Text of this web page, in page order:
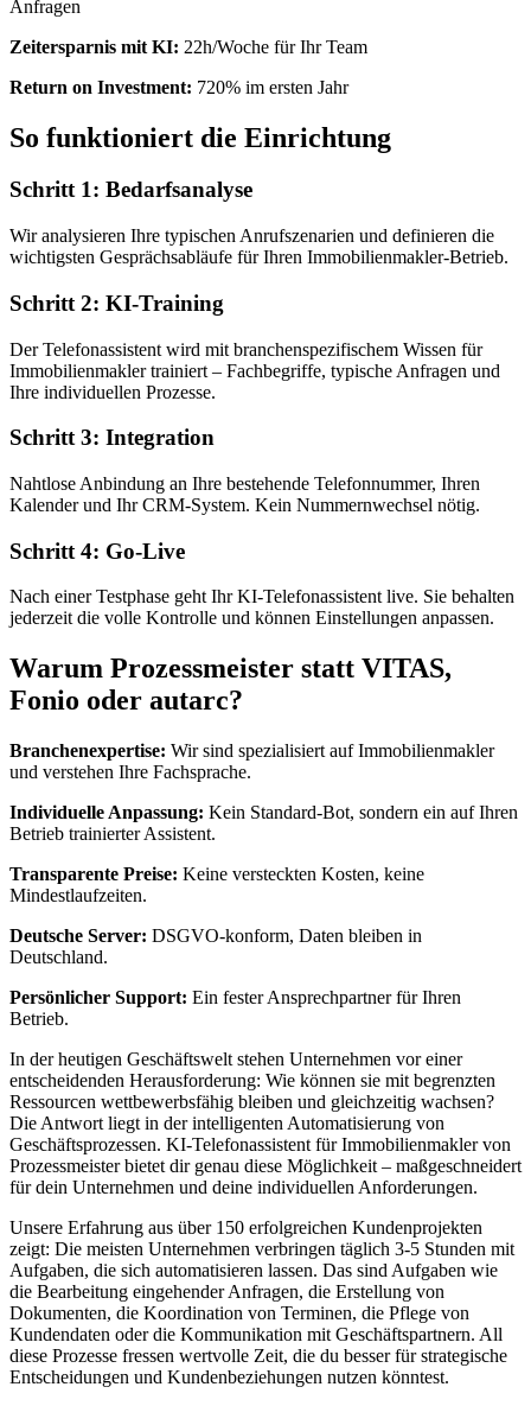
Anfragen
Zeitersparnis mit KI: 22h/Woche für Ihr Team
Return on Investment: 720% im ersten Jahr
So funktioniert die Einrichtung
Schritt 1: Bedarfsanalyse
Wir analysieren Ihre typischen Anrufszenarien und definieren die
wichtigsten Gesprächsabläufe für Ihren Immobilienmakler-Betrieb.
Schritt 2: KI-Training
Der Telefonassistent wird mit branchenspezifischem Wissen für
Immobilienmakler trainiert – Fachbegriffe, typische Anfragen und
Ihre individuellen Prozesse.
Schritt 3: Integration
Nahtlose Anbindung an Ihre bestehende Telefonnummer, Ihren
Kalender und Ihr CRM-System. Kein Nummernwechsel nötig.
Schritt 4: Go-Live
Nach einer Testphase geht Ihr KI-Telefonassistent live. Sie behalten
jederzeit die volle Kontrolle und können Einstellungen anpassen.
Warum Prozessmeister statt VITAS,
Fonio oder autarc?
Branchenexpertise: Wir sind spezialisiert auf Immobilienmakler
und verstehen Ihre Fachsprache.
Individuelle Anpassung: Kein Standard-Bot, sondern ein auf Ihren
Betrieb trainierter Assistent.
Transparente Preise: Keine versteckten Kosten, keine
Mindestlaufzeiten.
Deutsche Server: DSGVO-konform, Daten bleiben in
Deutschland.
Persönlicher Support: Ein fester Ansprechpartner für Ihren
Betrieb.
In der heutigen Geschäftswelt stehen Unternehmen vor einer
entscheidenden Herausforderung: Wie können sie mit begrenzten
Ressourcen wettbewerbsfähig bleiben und gleichzeitig wachsen?
Die Antwort liegt in der intelligenten Automatisierung von
Geschäftsprozessen. KI-Telefonassistent für Immobilienmaklervon
Prozessmeister bietet dir genau diese Möglichkeit – maßgeschneidert
für dein Unternehmen und deine individuellen Anforderungen.
Unsere Erfahrung aus über 150 erfolgreichen Kundenprojekten
zeigt: Die meisten Unternehmen verbringen täglich 3-5 Stunden mit
Aufgaben, die sich automatisieren lassen. Das sind Aufgaben wie
die Bearbeitung eingehender Anfragen, die Erstellung von
Dokumenten, die Koordination von Terminen, die Pflege von
Kundendaten oder die Kommunikation mit Geschäftspartnern. All
diese Prozesse fressen wertvolle Zeit, die du besser für strategische
Entscheidungen und Kundenbeziehungen nutzen könntest.